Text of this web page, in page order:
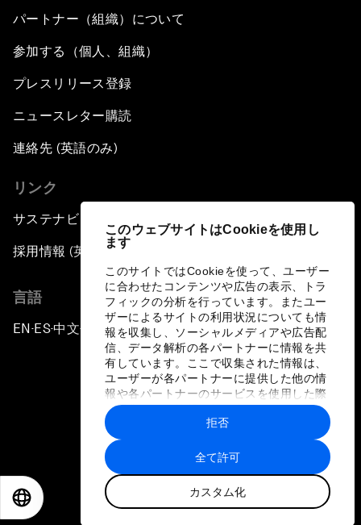
このウェブサイトはCookieを使用し
ます
このサイトではCookieを使って、ユーザー
に合わせたコンテンツや広告の表示、トラ
フィックの分析を行っています。またユー
ザーによるサイトの利用状況についても情
報を収集し、ソーシャルメディアや広告配
信、データ解析の各パートナーに情報を共
有しています。ここで収集された情報は、
ユーザーが各パートナーに提供した他の情
報や各パートナーのサービスを使用した際
に収集された情報と組み合わされ、各パー
トナーによって使用されることがありま
す。
全て許可
カスタム化
拒否
パートナー（組織）について
参加する（個人、組織）
プレスリリース登録
ニュースレター購読
連絡先 (英語のみ)
リンク
サステナビリティへの取り組み
採用情報 (英語のみ)
言語
EN ▪ES▪中文▪ 日本語
プライバシーポリシーと利用規約
サイトマップ
©
世界経済フォーラム